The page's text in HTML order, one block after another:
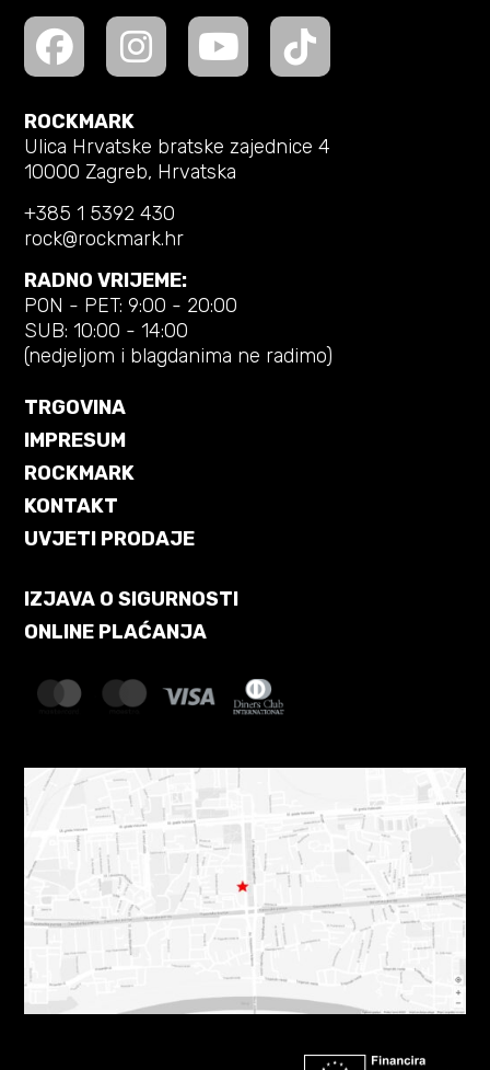
ROCKMARK
Ulica Hrvatske bratske zajednice 4
10000 Zagreb, Hrvatska
+385 1 5392 430
rock@rockmark.hr
RADNO VRIJEME:
PON - PET: 9:00 - 20:00
SUB: 10:00 - 14:00
(nedjeljom i blagdanima ne radimo)
TRGOVINA
IMPRESUM
ROCKMARK
KONTAKT
UVJETI PRODAJE
IZJAVA O SIGURNOSTI
ONLINE PLAĆANJA